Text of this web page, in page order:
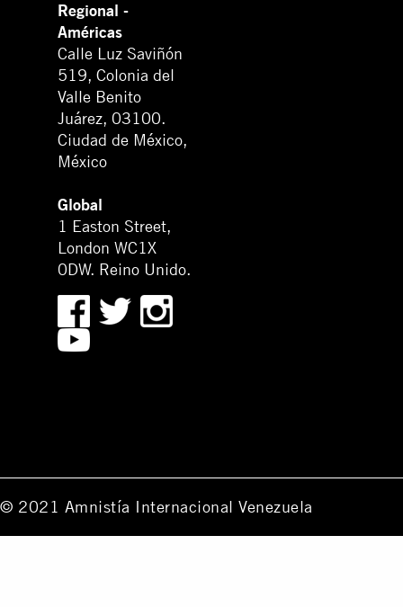
Regional -
Américas
Calle Luz Saviñón
519, Colonia del
Valle Benito
Juárez, 03100.
Ciudad de México,
México
Global
1 Easton Street,
London WC1X
0DW. Reino Unido.
© 2021 Amnistía Internacional Venezuela